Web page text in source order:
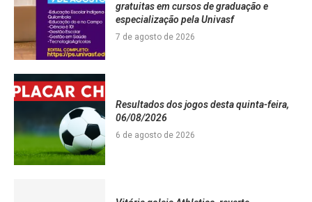
gratuitas em cursos de graduação e
especialização pela Univasf
7 de agosto de 2026
Resultados dos jogos desta quinta-feira,
06/08/2026
6 de agosto de 2026